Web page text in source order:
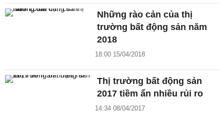
Những rào cản của thị
trường bất động sản năm
2018
18:00 15/04/2018
Thị trường bất động sản
2017 tiềm ẩn nhiều rủi ro
14:34 08/04/2017